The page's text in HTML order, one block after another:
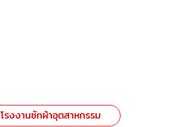
โรงงานซักผ้าอุตสาหกรรม